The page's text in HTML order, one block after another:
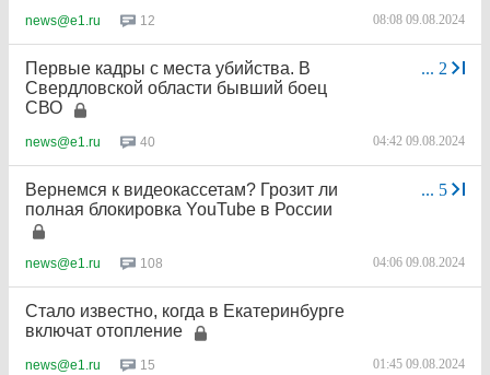
news@e1.ru 12 08:08 09.08.2024
... 2
Первые кадры с места убийства. В
Свердловской области бывший боец
СВО
news@e1.ru 40 04:42 09.08.2024
... 5
Вернемся к видеокассетам? Грозит ли
полная блокировка YouTube в России
news@e1.ru 108 04:06 09.08.2024
Стало известно, когда в Екатеринбурге
включат отопление
news@e1.ru 15 01:45 09.08.2024